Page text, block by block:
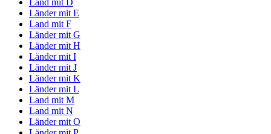
Land mit D
Länder mit E
Land mit F
Länder mit G
Länder mit H
Länder mit I
Länder mit J
Länder mit K
Länder mit L
Land mit M
Land mit N
Länder mit O